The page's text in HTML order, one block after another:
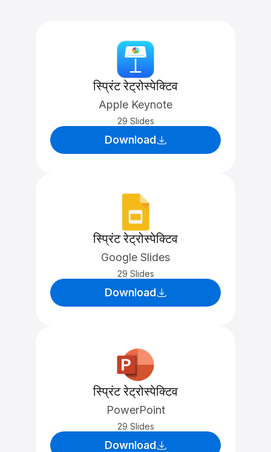
स्प्रिंट रेट्रोस्पेक्टिव
Apple Keynote
29 Slides
Download
स्प्रिंट रेट्रोस्पेक्टिव
Google Slides
29 Slides
Download
स्प्रिंट रेट्रोस्पेक्टिव
PowerPoint
29 Slides
Download